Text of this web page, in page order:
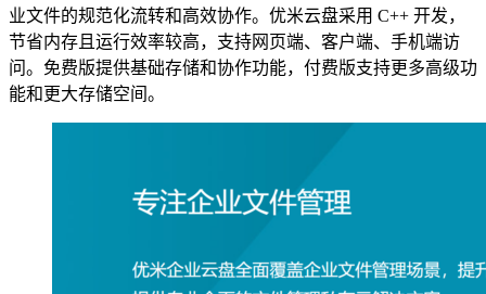
业文件的规范化流转和高效协作。优米云盘采用 C++ 开发，
节省内存且运行效率较高，支持网页端、客户端、手机端访
问。免费版提供基础存储和协作功能，付费版支持更多高级功
能和更大存储空间。